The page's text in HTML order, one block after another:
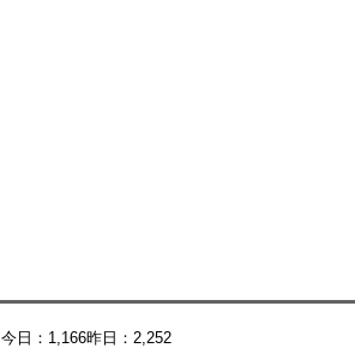
今日：1,166昨日：2,252